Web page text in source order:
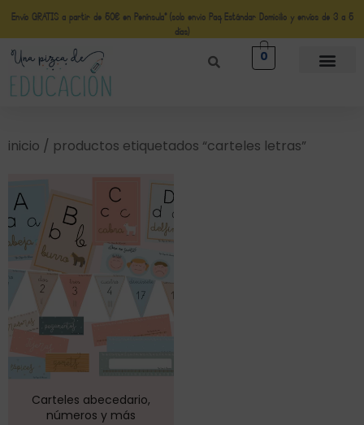
Envío GRATIS a partir de 50€ en Península* (solo envio Paq Estándar Domicilio y envíos de 3 a 5
días)
0
inicio / productos etiquetados “carteles letras”
Carteles abecedario,
números y más